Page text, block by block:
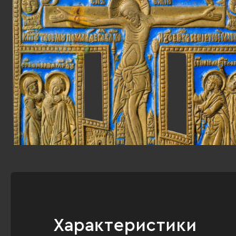
Характеристики